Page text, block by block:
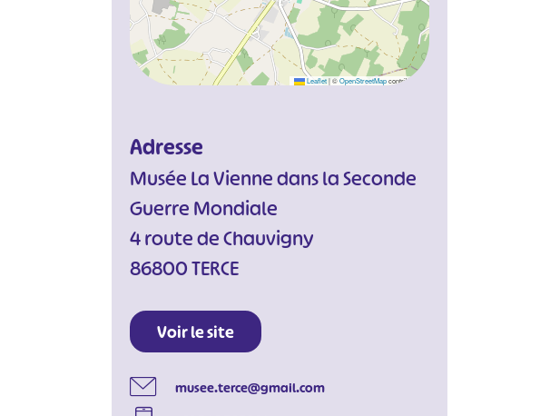
Leaflet|©OpenStreetMapcontributors
Adresse
Musée La Vienne dans la Seconde
Guerre Mondiale
4 route de Chauvigny
86800 TERCE
Voir le site
musee.terce@gmail.com